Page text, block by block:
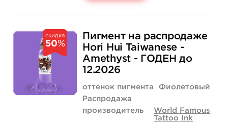
Количество
1 550 руб.
775 руб.
купить
скидка
50%
Пигмент на распродаже
Hori Hui Taiwanese -
Amethyst - ГОДЕН до
12.2026
оттенок пигмента
Фиолетовый
Распродажа
производитель
World Famous
Tattoo Ink